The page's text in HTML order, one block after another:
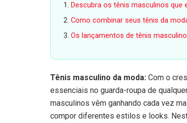
Descubra os tênis masculinos que
Como combinar seus tênis da
Os lançamentos de tênis
Tênis masculino da moda: Com o
essenciais no guarda-roupa de
masculinos vêm ganhando cada vez
compor diferentes estilos e looks.